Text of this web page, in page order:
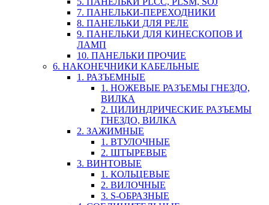
7. ПАНЕЛЬКИ-ПЕРЕХОДНИКИ
8. ПАНЕЛЬКИ ДЛЯ РЕЛЕ
9. ПАНЕЛЬКИ ДЛЯ КИНЕСКОПОВ И
ЛАМП
10. ПАНЕЛЬКИ ПРОЧИЕ
6. НАКОНЕЧНИКИ КАБЕЛЬНЫЕ
1. РАЗЪЕМНЫЕ
1. НОЖЕВЫЕ РАЗЪЕМЫ ГНЕЗДО,
ВИЛКА
2. ЦИЛИНДРИЧЕСКИЕ РАЗЪЕМЫ
ГНЕЗДО, ВИЛКА
2. ЗАЖИМНЫЕ
1. ВТУЛОЧНЫЕ
2. ШТЫРЕВЫЕ
3. ВИНТОВЫЕ
1. КОЛЬЦЕВЫЕ
2. ВИЛОЧНЫЕ
3. S-ОБРАЗНЫЕ